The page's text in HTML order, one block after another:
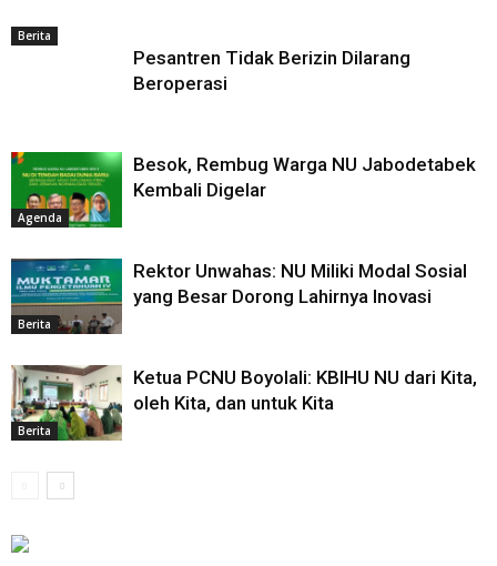
Berita
Pesantren Tidak Berizin Dilarang
Beroperasi
Agenda
Besok, Rembug Warga NU Jabodetabek
Kembali Digelar
Berita
Rektor Unwahas: NU Miliki Modal Sosial
yang Besar Dorong Lahirnya Inovasi
Berita
Ketua PCNU Boyolali: KBIHU NU dari Kita,
oleh Kita, dan untuk Kita